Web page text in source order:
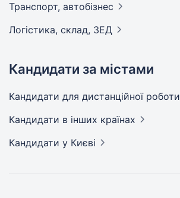
Транспорт, автобізнес
Логістика, склад, ЗЕД
Кандидати за містами
Кандидати для дистанційної роботи
Кандидати в інших країнах
Кандидати у Києві